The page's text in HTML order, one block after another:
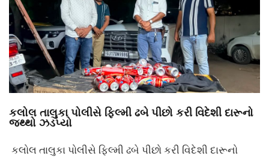
કલોલ તાલુકા પોલીસે ફિલ્મી ઢબે પીછો કરી વિદેશી દારૂનો
જથ્થો ઝડપ્યો
કલોલ તાલુકા પોલીસે ફિલ્મી ઢબે પીછો કરી વિદેશી દારૂનો